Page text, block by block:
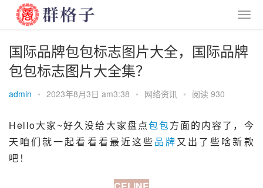
国际品牌包包标志图片大全，国际品牌
包包标志图片大全集？
admin • 2023年8月3日 am3:38 • 网络资讯 • 阅读 930
Hello大家~好久没给大家盘点包包方面的内容了，今
天咱们就一起看看看最近这些品牌又出了些啥新款
吧！